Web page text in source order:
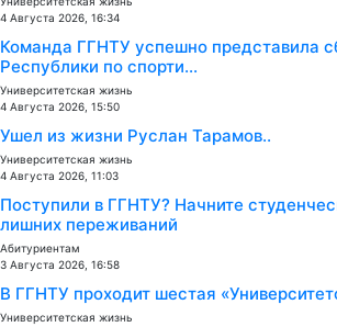
4 Августа 2026, 16:34
Команда ГГНТУ успешно представила
Республики по спорти...
Университетская жизнь
4 Августа 2026, 15:50
Ушел из жизни Руслан Тарамов..
Университетская жизнь
4 Августа 2026, 11:03
Поступили в ГГНТУ? Начните
лишних переживаний
Абитуриентам
3 Августа 2026, 16:58
В ГГНТУ проходит шестая
Университетская жизнь